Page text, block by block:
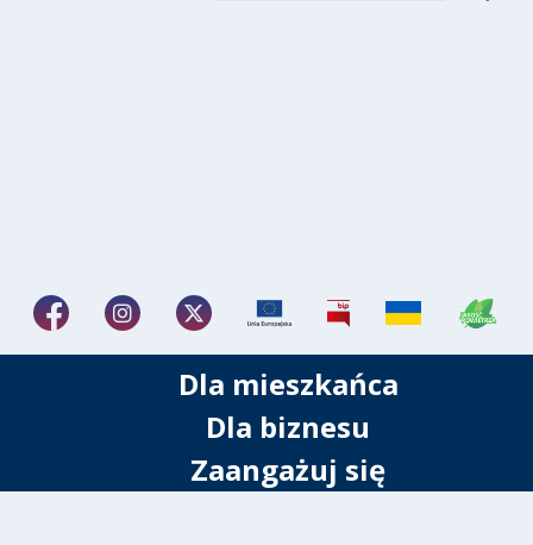
Dla mieszkańca
Dla biznesu
Zaangażuj się